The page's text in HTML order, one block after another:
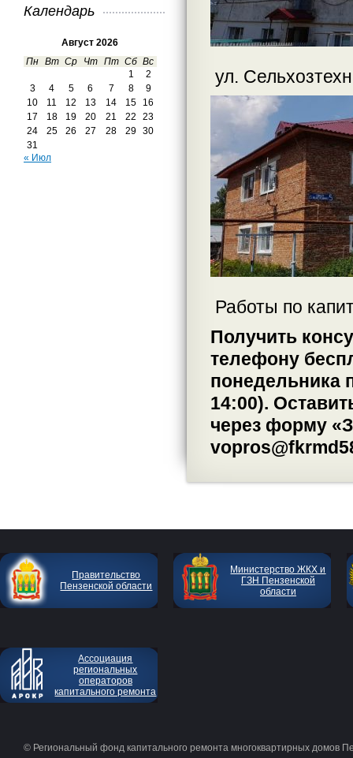
Календарь
Август 2026
Пн Вт Ср Чт Пт Сб Вс
1
2
3
4 5 6 7 8
9
10
11 12 13 14 15
16
17
18 19 20 21 22
23
24
25 26 27 28 29
30
31
« Июл
ул.
Работы по
Получить
телефону
понедельника
14:00).
через форму
Правительство
Пензенской области
Министерство ЖКХ и
ГЗН Пензенской
области
Ассоциация
региональных
операторов
капитального ремонта
© Региональный фонд капитального ремонта многоквартирных домов